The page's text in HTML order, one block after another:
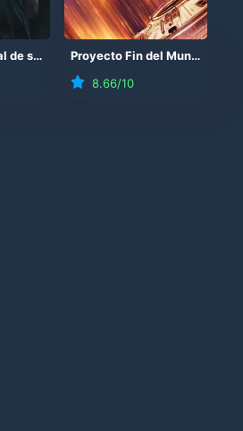
Leviticus: Ritual de sangre (2026)
Proyecto Fin del Mundo
8.66/10